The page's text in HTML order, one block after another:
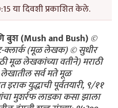
या दिवशी प्रकाशित केले.
(Mush and Bush)©
क्लार्क (मूळ लेखक) © सुधीर
मूळ लेखकांच्या वतीने) मराठी
लेखातील सर्व मते मूळ
युद्धाची पूर्वतयारी, ९/११
मुशर्रफ लाडका कसा झाला